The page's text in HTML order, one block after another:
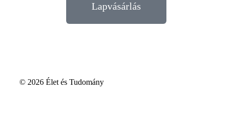
Lapvásárlás
© 2026 Élet és Tudomány